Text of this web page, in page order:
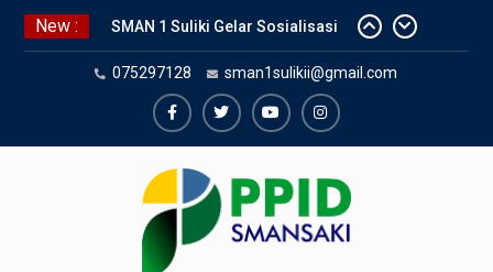
Skip
New :
SMAN 1 Suliki Gelar Sosialisasi
Keselamatan Berlalu Lintas
Bersama Dinas Perhubungan
Lima Puluh Kota
SNBP 2024 – Rekapitulasi
Suliki Tembus PTN
Sosialisasi Narkoba bersama
Kasat Reserve Narkoba Polres 50
075297128 sman1sulikii@gmail.com
FacebookTwiterYoutubeInstagram